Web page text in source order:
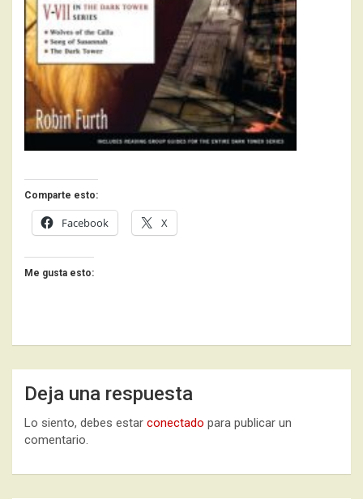
Comparte esto:
Facebook X
Me gusta esto:
Deja una respuesta
Lo siento, debes estar conectado para publicar un
comentario.